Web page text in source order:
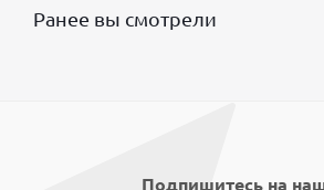
Ранее вы смотрели
Подпишитесь на